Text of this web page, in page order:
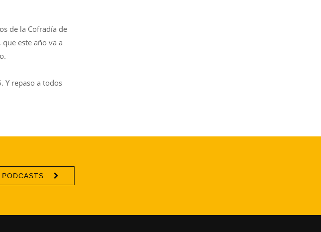
de la Cofradía de
que este año va a
Y repaso a todos